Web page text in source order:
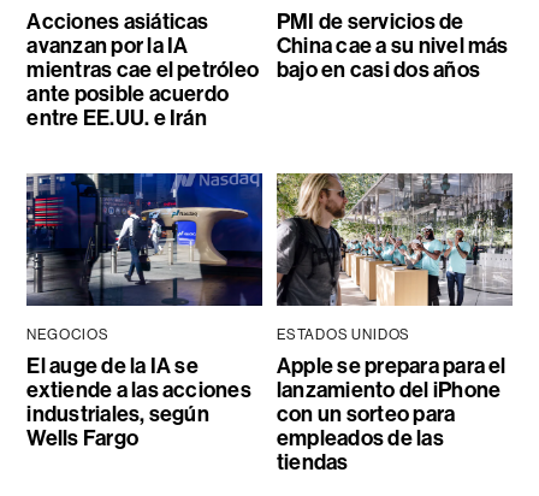
Acciones asiáticas
avanzan por la IA
mientras cae el petróleo
ante posible acuerdo
entre EE.UU. e Irán
PMI de servicios de
China cae a su nivel más
bajo en casi dos años
NEGOCIOS
El auge de la IA se
extiende a las acciones
industriales, según
Wells Fargo
ESTADOS UNIDOS
Apple se prepara para el
lanzamiento del iPhone
con un sorteo para
empleados de las
tiendas